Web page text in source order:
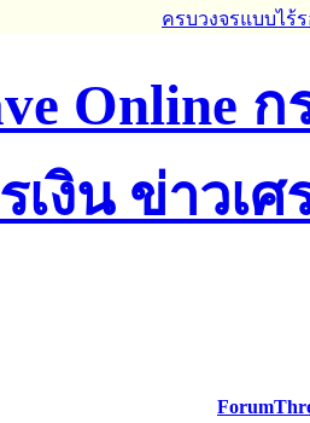
ครบวงจรแบบไร้
Forum